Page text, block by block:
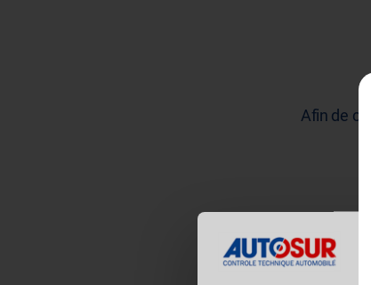
Afin de